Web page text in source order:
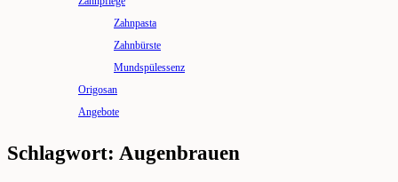
Zahnpasta
Zahnbürste
Mundspülessenz
Origosan
Angebote
Schlagwort: Augenbrauen